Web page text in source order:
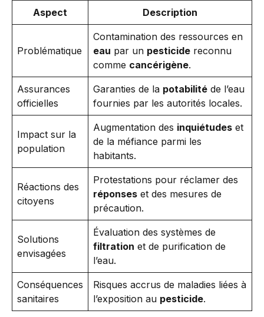
Aspect Description
Problématique
Contamination des ressources en
eau par un pesticide reconnu
comme cancérigène.
Assurances
officielles
Garanties de la potabilité de l’eau
fournies par les autorités locales.
Impact sur la
population
Augmentation des inquiétudes et
de la méfiance parmi les
habitants.
Réactions des
citoyens
Protestations pour réclamer des
réponses et des mesures de
précaution.
Solutions
envisagées
Évaluation des systèmes de
filtration et de purification de
l’eau.
Conséquences
sanitaires
Risques accrus de maladies liées à
l’exposition au pesticide.